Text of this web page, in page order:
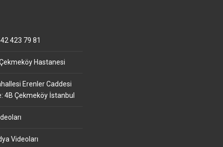
423 79 81
Hastanesi
Erenler Caddesi
4B Çekmeköy İstanbul
Videoları